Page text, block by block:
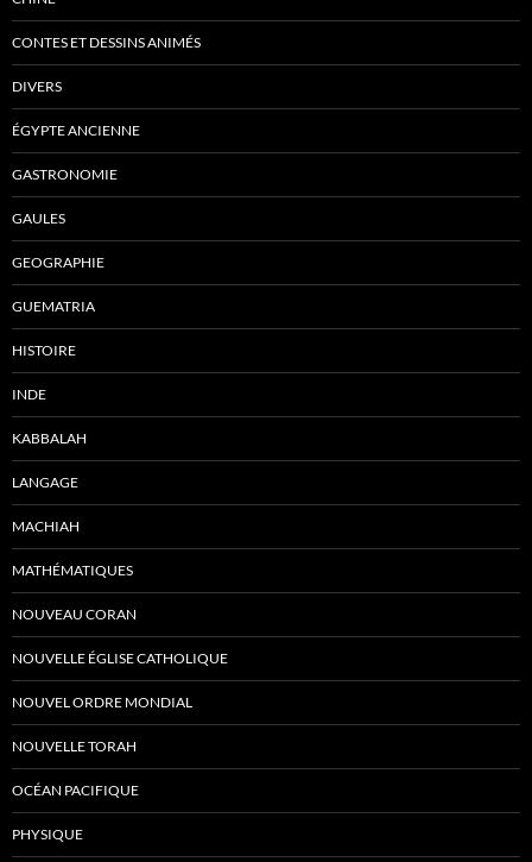
CONTES ET DESSINS ANIMÉS
DIVERS
ÉGYPTE ANCIENNE
GASTRONOMIE
GAULES
GEOGRAPHIE
GUEMATRIA
HISTOIRE
INDE
KABBALAH
LANGAGE
MACHIAH
MATHÉMATIQUES
NOUVEAU CORAN
NOUVELLE ÉGLISE CATHOLIQUE
NOUVEL ORDRE MONDIAL
NOUVELLE TORAH
OCÉAN PACIFIQUE
PHYSIQUE